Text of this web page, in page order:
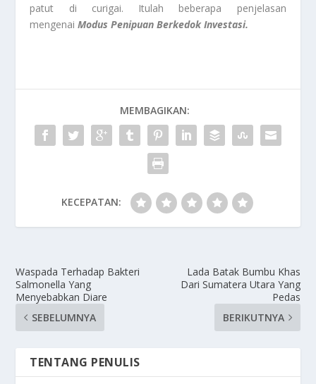
patut di curigai. Itulah beberapa penjelasan
mengenaiModus Penipuan Berkedok Investasi.
MEMBAGIKAN:
KECEPATAN:
Waspada Terhadap Bakteri
Salmonella Yang
Menyebabkan Diare
SEBELUMNYA
Lada Batak Bumbu Khas
Dari Sumatera Utara Yang
Pedas
BERIKUTNYA
TENTANG PENULIS